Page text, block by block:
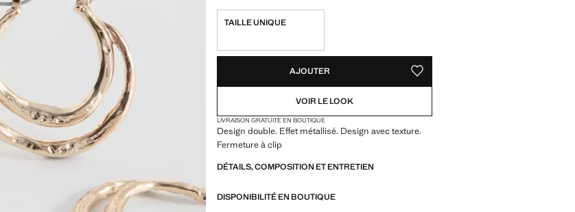
TAILLE UNIQUE
AJOUTER AJOUTER AUX FAVORIS
VOIR LE LOOK
LIVRAISON GRATUITE EN BOUTIQUE
Design double. Effet métallisé. Design avec texture.
Fermeture à clip
DÉTAILS, COMPOSITION ET ENTRETIEN
DISPONIBILITÉ EN BOUTIQUE